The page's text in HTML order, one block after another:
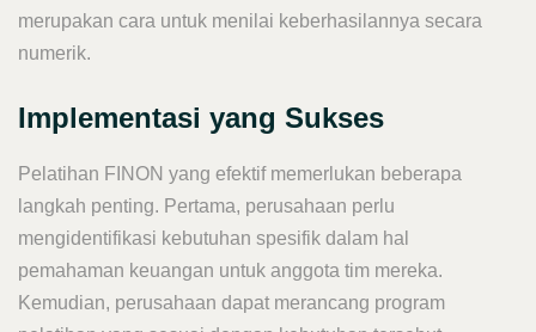
merupakan cara untuk menilai keberhasilannya secara
numerik.
Implementasi yang Sukses
Pelatihan FINON yang efektif memerlukan beberapa
langkah penting. Pertama, perusahaan perlu
mengidentifikasi kebutuhan spesifik dalam hal
pemahaman keuangan untuk anggota tim mereka.
Kemudian, perusahaan dapat merancang program